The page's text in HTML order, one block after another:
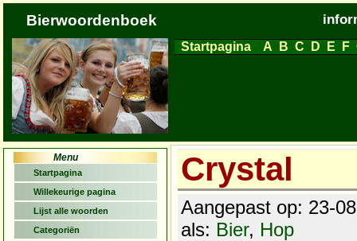
Bierwoordenboek
Startpagina A B C D E F
Menu
Startpagina
Willekeurige pagina
Lijst alle woorden
Categoriën
Crystal
Aangepast op: 23-
als: Bier, Hop